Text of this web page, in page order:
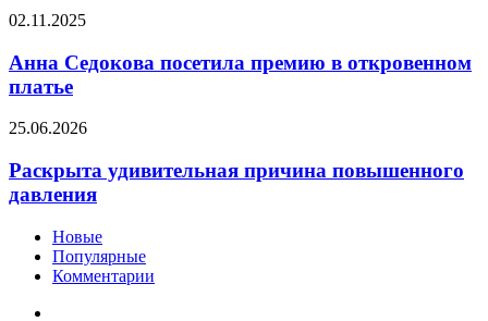
и
перед
готовкой
Анна
посетила
премию
в
платье
02.11.2025
Анна Седокова посетила премию в откровенном
платье
Раскрыта
причина
повышенного
давления
25.06.2026
Раскрыта удивительная причина повышенного
давления
Новые
Популярные
Комментарии